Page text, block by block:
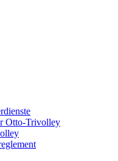
Otto-Trivolley